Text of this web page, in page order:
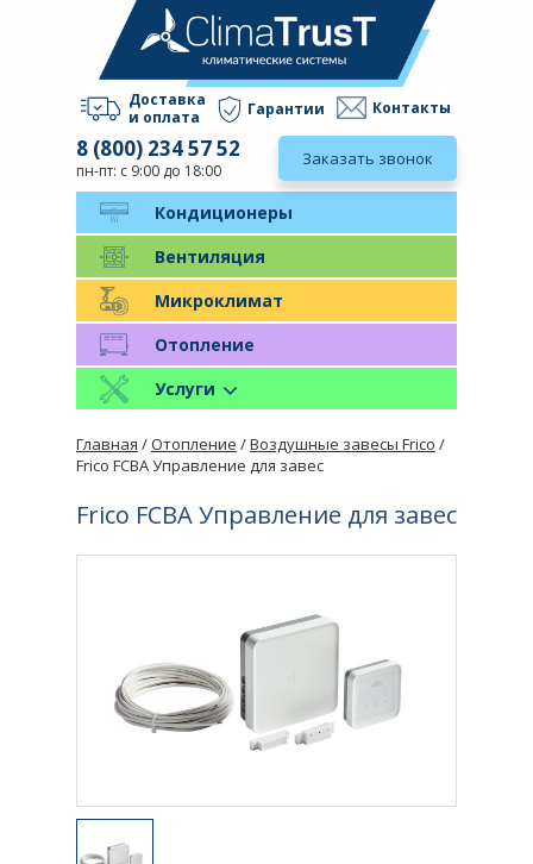
Доставка
и оплата
Гарантии Контакты
8 (800) 234 57 52
пн-пт: с 9:00 до 18:00
Заказать звонок
Кондиционеры
Вентиляция
Микроклимат
Отопление
Услуги
Главная /Отопление /Воздушные завесы Frico /
Frico FCBA Управление для завес
Frico FCBA Управление для завес